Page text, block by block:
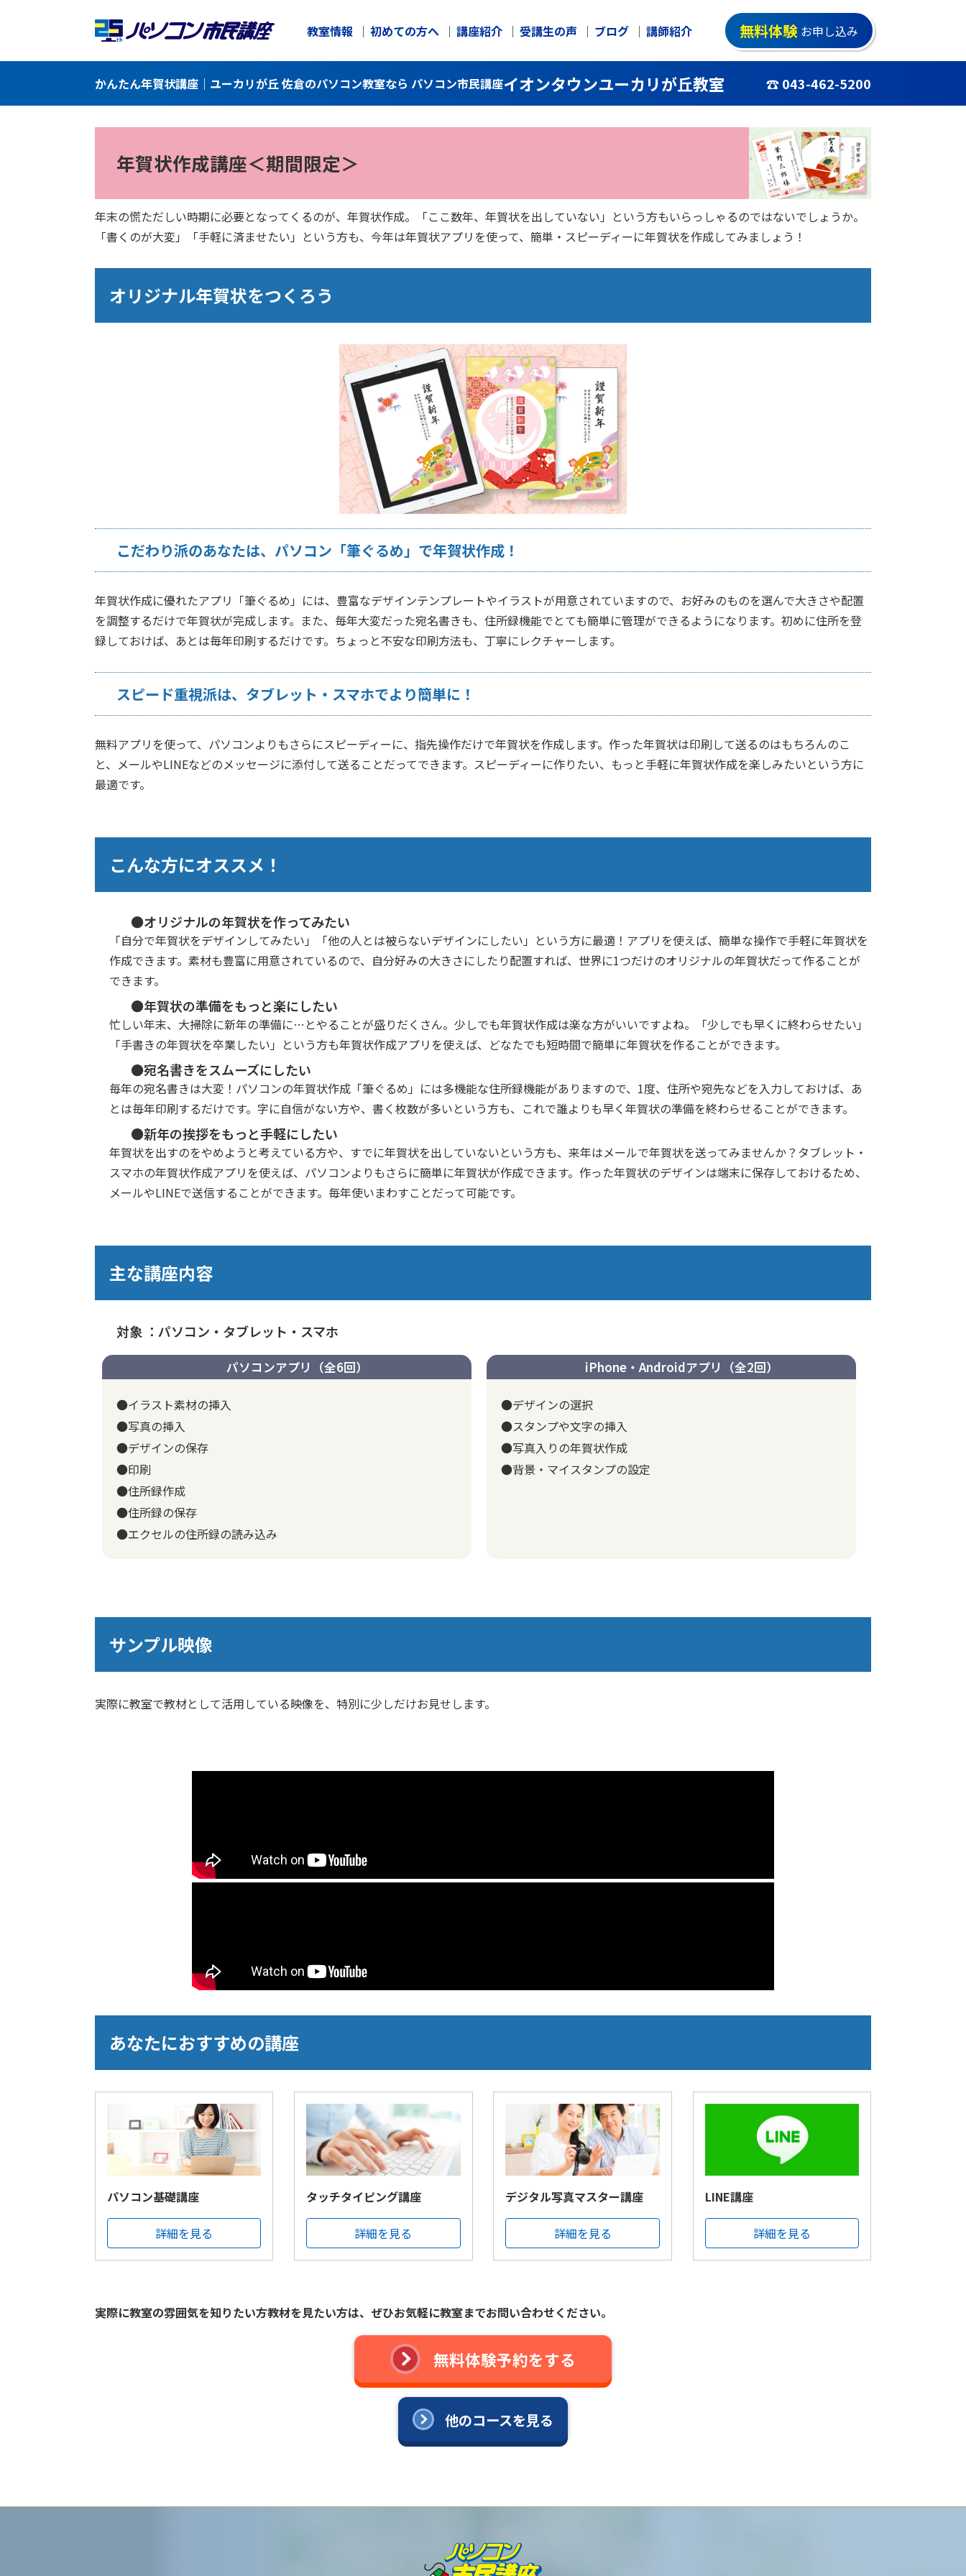
教室情報 初めての方へ 講座紹介 受講生の声 ブログ 講師紹介 無料体験 お申し込み
かんたん年賀状講座｜ユーカリが丘 佐倉のパソコン教室なら パソコン市民講座イオンタウンユーカリが丘教室 ☎ 043-462-5200
年賀状作成講座＜期間限定＞
年末の慌ただしい時期に必要となってくるのが、年賀状作成。「ここ数年、年賀状を出していない」という方もいらっしゃるのではないでしょうか。
「書くのが大変」「手軽に済ませたい」という方も、今年は年賀状アプリを使って、簡単・スピーディーに年賀状を作成してみましょう！
オリジナル年賀状をつくろう
こだわり派のあなたは、パソコン「筆ぐるめ」で年賀状作成！
年賀状作成に優れたアプリ「筆ぐるめ」には、豊富なデザインテンプレートやイラストが用意されていますので、お好みのものを選んで大きさや配置
を調整するだけで年賀状が完成します。また、毎年大変だった宛名書きも、住所録機能でとても簡単に管理ができるようになります。初めに住所を登
録しておけば、あとは毎年印刷するだけです。ちょっと不安な印刷方法も、丁寧にレクチャーします。
スピード重視派は、タブレット・スマホでより簡単に！
無料アプリを使って、パソコンよりもさらにスピーディーに、指先操作だけで年賀状を作成します。作った年賀状は印刷して送るのはもちろんのこ
と、メールやLINEなどのメッセージに添付して送ることだってできます。スピーディーに作りたい、もっと手軽に年賀状作成を楽しみたいという方に
最適です。
こんな方にオススメ！
●オリジナルの年賀状を作ってみたい
「自分で年賀状をデザインしてみたい」「他の人とは被らないデザインにしたい」という方に最適！アプリを使えば、簡単な操作で手軽に年賀状を
作成できます。素材も豊富に用意されているので、自分好みの大きさにしたり配置すれば、世界に1つだけのオリジナルの年賀状だって作ることが
できます。
●年賀状の準備をもっと楽にしたい
忙しい年末、大掃除に新年の準備に…とやることが盛りだくさん。少しでも年賀状作成は楽な方がいいですよね。「少しでも早くに終わらせたい」
「手書きの年賀状を卒業したい」という方も年賀状作成アプリを使えば、どなたでも短時間で簡単に年賀状を作ることができます。
●宛名書きをスムーズにしたい
毎年の宛名書きは大変！パソコンの年賀状作成「筆ぐるめ」には多機能な住所録機能がありますので、1度、住所や宛先などを入力しておけば、あ
とは毎年印刷するだけです。字に自信がない方や、書く枚数が多いという方も、これで誰よりも早く年賀状の準備を終わらせることができます。
●新年の挨拶をもっと手軽にしたい
年賀状を出すのをやめようと考えている方や、すでに年賀状を出していないという方も、来年はメールで年賀状を送ってみませんか？タブレット・
スマホの年賀状作成アプリを使えば、パソコンよりもさらに簡単に年賀状が作成できます。作った年賀状のデザインは端末に保存しておけるため、
メールやLINEで送信することができます。毎年使いまわすことだって可能です。
主な講座内容
対象 ：パソコン・タブレット・スマホ
パソコンアプリ（全6回）
●イラスト素材の挿入
●写真の挿入
●デザインの保存
●印刷
●住所録作成
●住所録の保存
●エクセルの住所録の読み込み
iPhone・Androidアプリ（全2回）
●デザインの選択
●スタンプや文字の挿入
●写真入りの年賀状作成
●背景・マイスタンプの設定
サンプル映像
実際に教室で教材として活用している映像を、特別に少しだけお見せします。
あなたにおすすめの講座
パソコン基礎講座
詳細を見る
タッチタイピング講座
詳細を見る
デジタル写真マスター講座
詳細を見る
LINE講座
詳細を見る
実際に教室の雰囲気を知りたい方教材を見たい方は、 ぜひお気軽に教室までお問い合わせください。
無料体験予約をする
他のコースを見る